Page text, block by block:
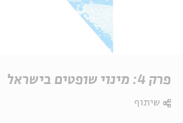
פרק 4: מינוי שופטים בישראל
שיתוף